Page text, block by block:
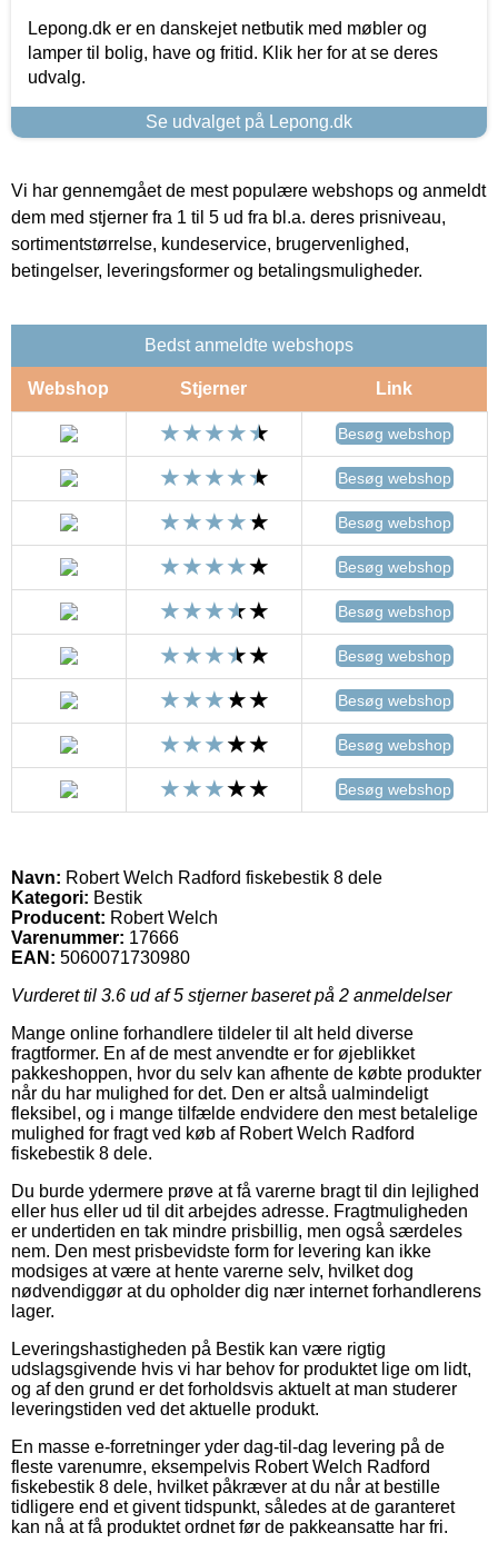
Lepong.dk er en danskejet netbutik med møbler og
lamper til bolig, have og fritid. Klik her for at se deres
udvalg.
Se udvalget på Lepong.dk
Vi har gennemgået de mest populære webshops og anmeldt
dem med stjerner fra 1 til 5 ud fra bl.a. deres prisniveau,
sortimentstørrelse, kundeservice, brugervenlighed,
betingelser, leveringsformer og betalingsmuligheder.
Bedst anmeldte webshops
Webshop Stjerner Link
Besøg webshop
Besøg webshop
Besøg webshop
Besøg webshop
Besøg webshop
Besøg webshop
Besøg webshop
Besøg webshop
Besøg webshop
Navn: Robert Welch Radford fiskebestik 8 dele
Kategori: Bestik
Producent: Robert Welch
Varenummer: 17666
EAN: 5060071730980
Vurderet til 3.6 ud af 5 stjerner baseret på 2 anmeldelser
Mange online forhandlere tildeler til alt held diverse
fragtformer. En af de mest anvendte er for øjeblikket
pakkeshoppen, hvor du selv kan afhente de købte produkter
når du har mulighed for det. Den er altså ualmindeligt
fleksibel, og i mange tilfælde endvidere den mest betalelige
mulighed for fragt ved køb af Robert Welch Radford
fiskebestik 8 dele.
Du burde ydermere prøve at få varerne bragt til din lejlighed
eller hus eller ud til dit arbejdes adresse. Fragtmuligheden
er undertiden en tak mindre prisbillig, men også særdeles
nem. Den mest prisbevidste form for levering kan ikke
modsiges at være at hente varerne selv, hvilket dog
nødvendiggør at du opholder dig nær internet forhandlerens
lager.
Leveringshastigheden på Bestik kan være rigtig
udslagsgivende hvis vi har behov for produktet lige om lidt,
og af den grund er det forholdsvis aktuelt at man studerer
leveringstiden ved det aktuelle produkt.
En masse e-forretninger yder dag-til-dag levering på de
fleste varenumre, eksempelvis Robert Welch Radford
fiskebestik 8 dele, hvilket påkræver at du når at bestille
tidligere end et givent tidspunkt, således at de garanteret
kan nå at få produktet ordnet før de pakkeansatte har fri.